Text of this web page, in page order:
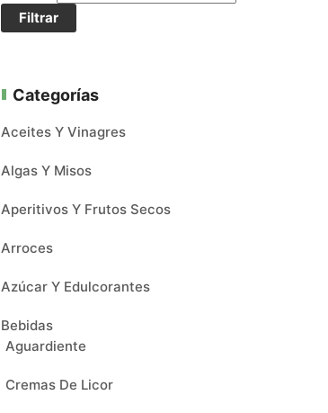
Filtrar
Categorías
Aceites Y Vinagres
Algas Y Misos
Aperitivos Y Frutos Secos
Arroces
Azúcar Y Edulcorantes
Bebidas
Aguardiente
Cremas De Licor